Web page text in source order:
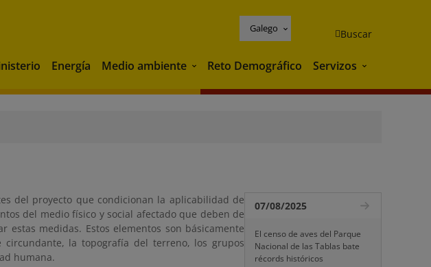
Galego Buscar
Energía Medio ambiente Medio ambiente
Reto Demográfico Servizos Servizos
del proyecto que condicionan la aplicabilidad de
del medio físico y social afectado que deben de
medidas. Estos elementos son básicamente
la topografía del terreno, los grupos
humana.
07/08/2025
El censo de aves del Parque
Nacional de las Tablas bate
récords históricos